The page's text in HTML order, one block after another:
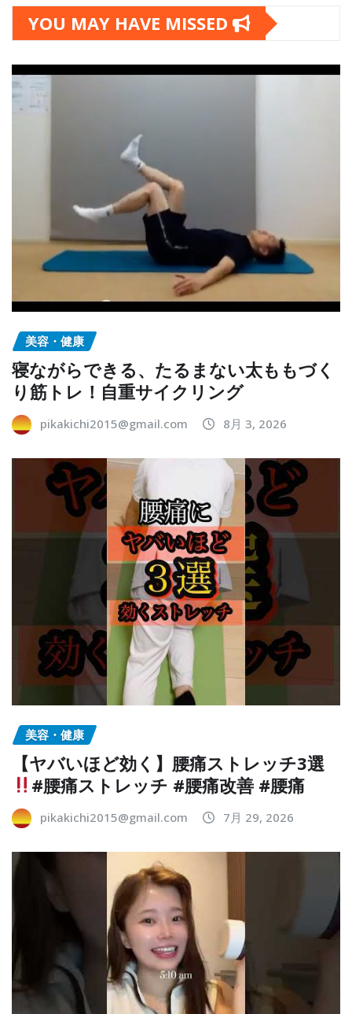
YOU MAY HAVE MISSED
美容・健康
寝ながらできる、たるまない太ももづく
り筋トレ！自重サイクリング
pikakichi2015@gmail.com 8月 3, 2026
美容・健康
【ヤバいほど効く】腰痛ストレッチ3選
#腰痛ストレッチ #腰痛改善 #腰痛
pikakichi2015@gmail.com 7月 29, 2026